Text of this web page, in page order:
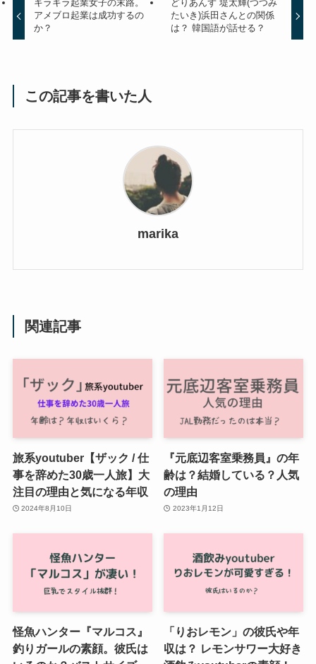
キラキラ起業女子の末路。
アメブロ起業は成功するの
か？
どりあんず 堤太輝(つつみ
たいき)浜田さんとの関係
は？ 韓国語が話せる？
この記事を書いた人
marika
関連記事
旅系youtuber【ザック / 仕
事を辞めた30歳一人旅】大
注目の理由と気になる年収
2024年8月10日
『元底辺客室乗務員』の年
齢は？結婚している？人気
の理由
2023年1月12日
怪魚ハンター『マルコス』
釣りガールの素顔。彼氏は
「りおレモン」の彼氏や年
収は？ レモンサワー大好き